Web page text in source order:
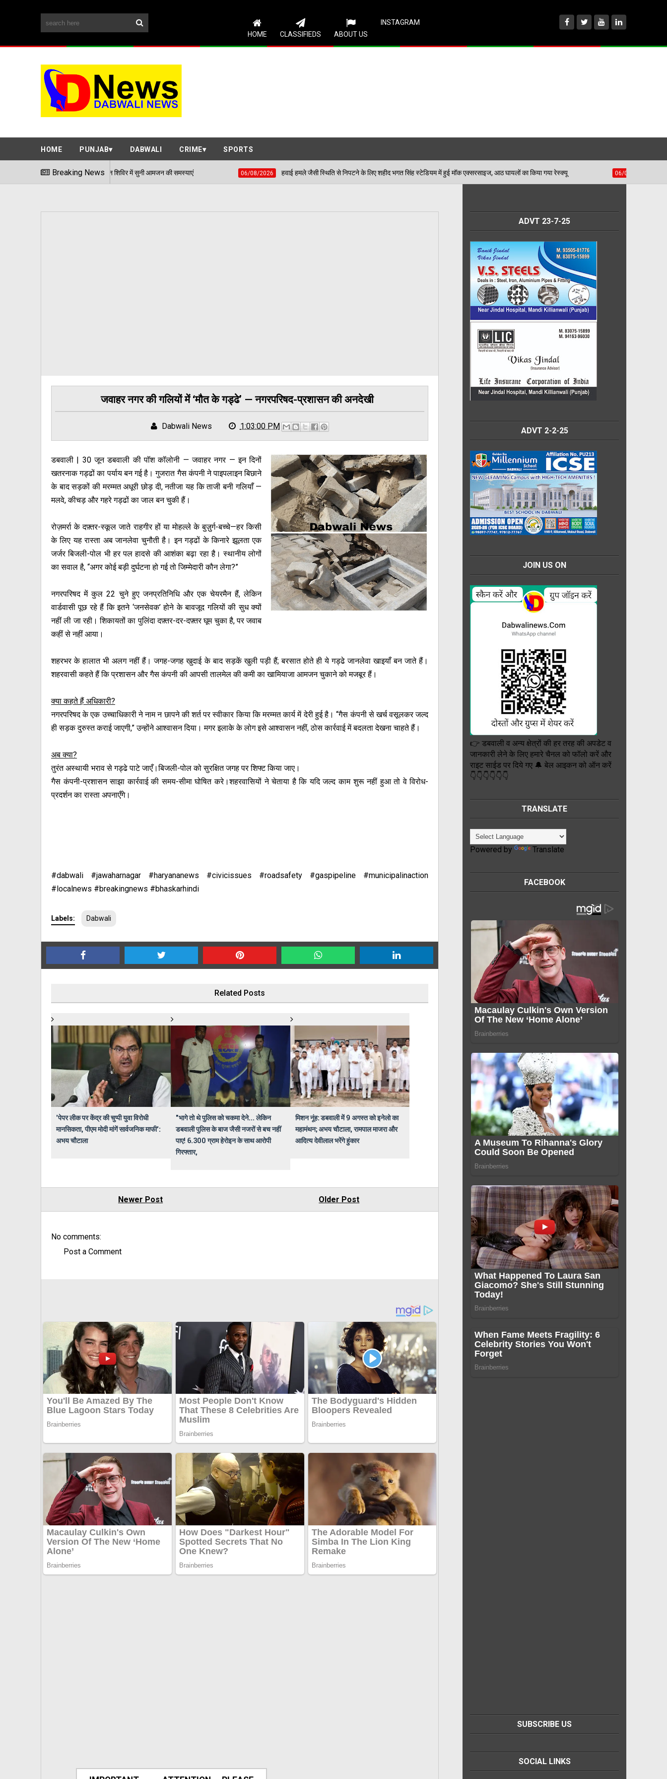
HOME CLASSIFIEDS ABOUT US
INSTAGRAM
HOME PUNJAB DABWALI CRIME SPORTS
Breaking News
06/08/2026 एडीसी अर्पित संगल ने समाधान शिविर में सुनी आमजन की समस्याएं 06/08/2026 हवाई हमले जैसी स्थिति से निपटने के लिए शहीद भगत सिंह स्टेडियम में हुई मॉक एक्सरसाइज, आठ घायलों का किया गया रेस्क्यू
जवाहर नगर की गलियों में ‘मौत के गड्ढे’ — नगरपरिषद-प्रशासन की अनदेखी
Dabwali News 1:03:00 PM
डबवाली | 30 जून डबवाली की पॉश कॉलोनी — जवाहर नगर — इन दिनों
खतरनाक गड्ढों का पर्याय बन गई है। गुजरात गैस कंपनी ने पाइपलाइन बिछाने
के बाद सड़कों की मरम्मत अधूरी छोड़ दी, नतीजा यह कि ताजी बनी गलियाँ —
मलवे, कीचड़ और गहरे गड्ढों का जाल बन चुकी हैं।
रोज़मर्रा के दफ़्तर-स्कूल जाते राहगीर हों या मोहल्ले के बुज़ुर्ग-बच्चे—हर किसी
के लिए यह रास्ता अब जानलेवा चुनौती है। इन गड्ढों के किनारे झूलता एक
जर्जर बिजली-पोल भी हर पल हादसे की आशंका बढ़ा रहा है। स्थानीय लोगों
का सवाल है, “अगर कोई बड़ी दुर्घटना हो गई तो जिम्मेदारी कौन लेगा?”
नगरपरिषद में कुल 22 चुने हुए जनप्रतिनिधि और एक चेयरमैन हैं, लेकिन
वार्डवासी पूछ रहे हैं कि इतने ‘जनसेवक’ होने के बावजूद गलियों की सुध क्यों
नहीं ली जा रही। शिकायतों का पुलिंदा दफ़्तर-दर-दफ़्तर घूम चुका है, पर जवाब
कहीं से नहीं आया।
शहरभर के हालात भी अलग नहीं हैं। जगह-जगह खुदाई के बाद सड़कें खुली पड़ी हैं; बरसात होते ही ये गड्ढे जानलेवा खाइयाँ बन जाते हैं।
शहरवासी कहते हैं कि प्रशासन और गैस कंपनी की आपसी तालमेल की कमी का खामियाजा आमजन चुकाने को मजबूर हैं।
क्या कहते हैं अधिकारी?
नगरपरिषद के एक उच्चाधिकारी ने नाम न छापने की शर्त पर स्वीकार किया कि मरम्मत कार्य में देरी हुई है। “गैस कंपनी से खर्च वसूलकर जल्द
ही सड़क दुरुस्त कराई जाएगी,” उन्होंने आश्वासन दिया। मगर इलाके के लोग इसे आश्वासन नहीं, ठोस कार्रवाई में बदलता देखना चाहते हैं।
अब क्या?
तुरंत अस्थायी भराव से गड्ढे पाटे जाएँ।बिजली-पोल को सुरक्षित जगह पर शिफ्ट किया जाए।
गैस कंपनी-प्रशासन साझा कार्रवाई की समय-सीमा घोषित करे।शहरवासियों ने चेताया है कि यदि जल्द काम शुरू नहीं हुआ तो वे विरोध-
प्रदर्शन का रास्ता अपनाएँगे।
#dabwali #jawaharnagar #haryananews #civicissues #roadsafety #gaspipeline #municipalinaction
#localnews #breakingnews #bhaskarhindi
Labels: Dabwali
Related Posts
'पेपर लीक पर केंद्र की चुप्पी युवा विरोधी
मानसिकता, पीएम मोदी मांगें सार्वजनिक माफी':
अभय चौटाला
"भागे तो थे पुलिस को चकमा देने... लेकिन
डबवाली पुलिस के बाज जैसी नजरों से बच नहीं
पाए! 6.300 ग्राम हेरोइन के साथ आरोपी
गिरफ्तार,
मिशन नूंह: डबवाली में 9 अगस्त को इनेलो का
महामंथन; अभय चौटाला, रामपाल माजरा और
आदित्य देवीलाल भरेंगे हुंकार
Newer Post Older Post
No comments:
Post a Comment
ADVT 23-7-25
ADVT 2-2-25
JOIN US ON
👉 डबवाली व अन्य क्षेत्रों की हर तरह की अपडेट व
जानकारी लेने के लिए हमारे चैनल को फॉलो करें और
राइट साईड पर दिये गए 🔔 बेल आइकन को ऑन करें
👇👇👇👇👇👇
TRANSLATE
Powered by Translate
FACEBOOK
SUBSCRIBE US
SOCIAL LINKS